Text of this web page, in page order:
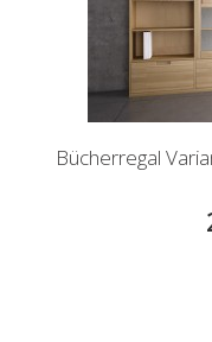
Bücherregal